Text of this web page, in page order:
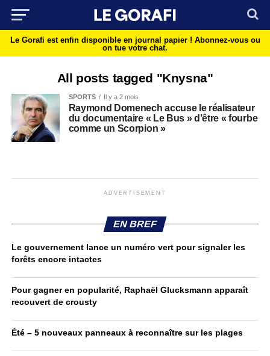
Le Gorafi est enfin disponible en journal papier ! Abonnez-vous ou
on tue votre chat.
All posts tagged "Knysna"
SPORTS Il y a 2 mois
Raymond Domenech accuse le réalisateur
du documentaire « Le Bus » d’être « fourbe
comme un Scorpion »
ADVERTISEMENT
EN BREF
Le gouvernement lance un numéro vert pour signaler les
forêts encore intactes
Pour gagner en popularité, Raphaël Glucksmann apparaît
recouvert de crousty
Été – 5 nouveaux panneaux à reconnaître sur les plages